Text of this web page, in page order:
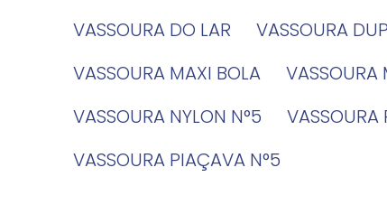
VASSOURA DO LAR
VASSOURA
VASSOURA MAXI BOLA
VASSOURA NYLON N°5
VASSOURA PIAÇAVA N°5